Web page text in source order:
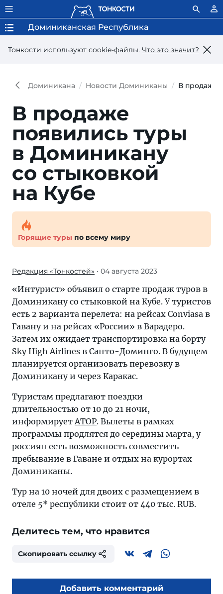
Тонкости используют сookie-файлы. Что это значит?
Доминиканская Республика
Доминикана Новости Доминиканы В продаже
В продаже
появились туры
в Доминикану
со стыковкой
на Кубе
Горящие туры по всему миру
Редакция «Тонкостей» • 04 августа 2023
«Интурист» объявил о старте продаж туров в
Доминикану со стыковкой на Кубе. У туристов
есть 2 варианта перелета: на рейсах Conviasa в
Гавану и на рейсах «России» в Варадеро.
Затем их ожидает транспортировка на борту
Sky High Airlines в Санто-Доминго. В будущем
планируется организовать перевозку в
Доминикану и через Каракас.
Туристам предлагают поездки
длительностью от 10 до 21 ночи,
информируетАТОР. Вылеты в рамках
программы продлятся до середины марта, у
россиян есть возможность совместить
пребывание в Гаване и отдых на курортах
Доминиканы.
Тур на 10 ночей для двоих с размещением в
отеле 5* республики стоит от 440 тыс. RUB.
Делитесь тем, что нравится
Скопировать ссылку
Добавить комментарий